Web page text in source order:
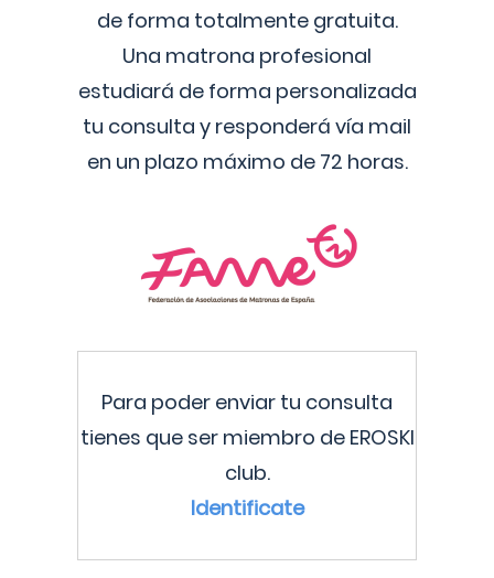
de forma totalmente gratuita.
Una matrona profesional
estudiará de forma personalizada
tu consulta y responderá vía mail
en un plazo máximo de 72 horas.
Para poder enviar tu consulta
tienes que ser miembro de EROSKI
club.
Identificate